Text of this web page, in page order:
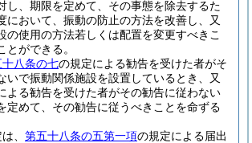
し、期限を定めて、その事態を除去するた
において、振動の防止の方法を改善し、又
の使用の方法若しくは配置を変更すべきこ
とができる。
十八条の七の規定による勧告を受けた者がそ
いで振動関係施設を設置しているとき、又
よる勧告を受けた者がその勧告に従わない
定めて、その勧告に従うべきことを命ずる
、 第五十八条の五第一項の規定による届出